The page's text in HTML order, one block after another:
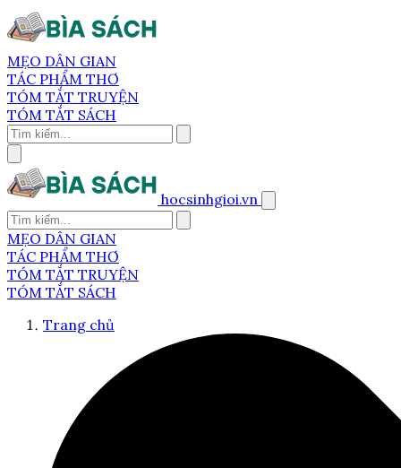
MẸO DÂN GIAN
TÁC PHẨM THƠ
TÓM TẮT TRUYỆN
TÓM TẮT SÁCH
hocsinhgioi.vn
MẸO DÂN GIAN
TÁC PHẨM THƠ
TÓM TẮT TRUYỆN
TÓM TẮT SÁCH
Trang chủ